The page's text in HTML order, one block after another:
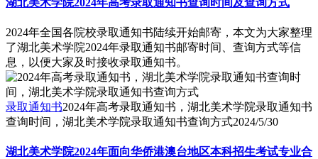
2024年全国各院校录取通知书陆续开始邮寄，本文为大家整理
了湖北美术学院2024年录取通知书邮寄时间、查询方式等信
息，以便大家及时接收录取通知书。
录取通知书2024年高考录取通知书，湖北美术学院录取通知书
查询时间，湖北美术学院录取通知书查询方式2024/5/30
湖北美术学院2024年面向华侨港澳台地区本科招生考试专业合